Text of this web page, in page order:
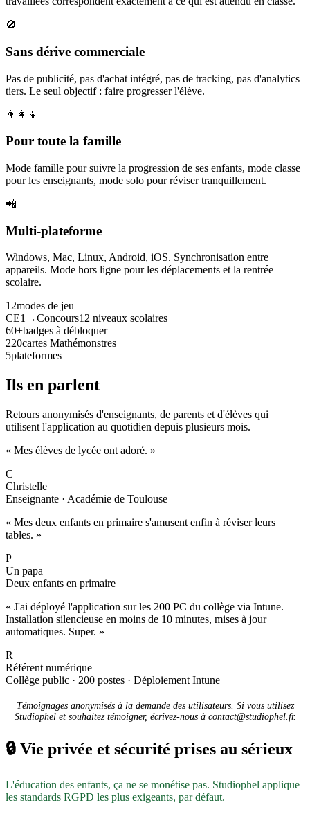
🚫
Sans dérive commerciale
Pas de publicité, pas d'achat intégré, pas de tracking, pas d'analytics
tiers. Le seul objectif : faire progresser l'élève.
👨‍👩‍👧
Pour toute la famille
Mode famille pour suivre la progression de ses enfants, mode classe
pour les enseignants, mode solo pour réviser tranquillement.
📲
Multi-plateforme
Windows, Mac, Linux, Android, iOS. Synchronisation entre
appareils. Mode hors ligne pour les déplacements et la rentrée
scolaire.
12modes de jeu
CE1→Concours12 niveaux scolaires
60+badges à débloquer
220cartes Mathémonstres
5plateformes
Ils en parlent
Retours anonymisés d'enseignants, de parents et d'élèves qui
utilisent l'application au quotidien depuis plusieurs mois.
« Mes élèves de lycée ont adoré. »
C
Christelle
Enseignante · Académie de Toulouse
« Mes deux enfants en primaire s'amusent enfin à réviser leurs
tables. »
P
Un papa
Deux enfants en primaire
« J'ai déployé l'application sur les 200 PC du collège via Intune.
Installation silencieuse en moins de 10 minutes, mises à jour
automatiques. Super. »
R
Référent numérique
Collège public · 200 postes · Déploiement Intune
Témoignages anonymisés à la demande des utilisateurs. Si vous utilisez
Studiophel et souhaitez témoigner, écrivez-nous à contact@studiophel.fr.
🔒 Vie privée et sécurité prises au sérieux
L'éducation des enfants, ça ne se monétise pas. Studiophel applique
les standards RGPD les plus exigeants, par défaut.